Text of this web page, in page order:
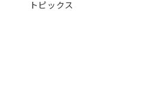
トピックス